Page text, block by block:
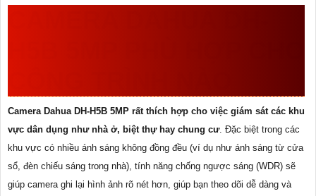
Camera Dahua DH-H5B 5MP rất thích hợp cho việc giám sát các khu
vực dân dụng như nhà ở, biệt thự hay chung cư. Đặc biệt trong các
khu vực có nhiều ánh sáng không đồng đều (ví dụ như ánh sáng từ cửa
sổ, đèn chiếu sáng trong nhà), tính năng chống ngược sáng (WDR) sẽ
giúp camera ghi lại hình ảnh rõ nét hơn, giúp bạn theo dõi dễ dàng và